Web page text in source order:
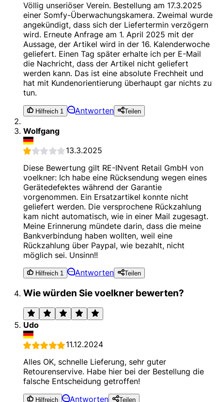
Völlig unseriöser Verein. Bestellung am 17.3.2025
einer Somfy-Überwachungskamera. Zweimal wurde
angekündigt, dass sich der Liefertermin verzögern
wird. Erneute Anfrage am 1. April 2025 mit der
Aussage, der Artikel wird in der 16. Kalenderwoche
geliefert. Einen Tag später erhalte ich per E-Mail
die Nachricht, dass der Artikel nicht geliefert
werden kann. Das ist eine absolute Frechheit und
hat mit Kundenorientierung überhaupt gar nichts zu
tun.
Hilfreich 1 Antworten Teilen
Wolfgang
13.3.2025
Diese Bewertung gilt RE-INvent Retail GmbH von
voelkner: Ich habe eine Rücksendung wegen eines
Gerätedefektes während der Garantie
vorgenommen. Ein Ersatzartikel konnte nicht
geliefert werden. Die versprochene Rückzahlung
kam nicht automatisch, wie in einer Mail zugesagt.
Meine Erinnerung mündete darin, dass die meine
Bankverbindung haben wollten, weil eine
Rückzahlung über Paypal, wie bezahlt, nicht
möglich sei. Unsinn!!
Hilfreich 1 Antworten Teilen
Wie würden Sie voelkner bewerten?
Udo
11.12.2024
Alles OK, schnelle Lieferung, sehr guter
Retourenservive. Habe hier bei der Bestellung die
falsche Entscheidung getroffen!
Hilfreich Antworten Teilen